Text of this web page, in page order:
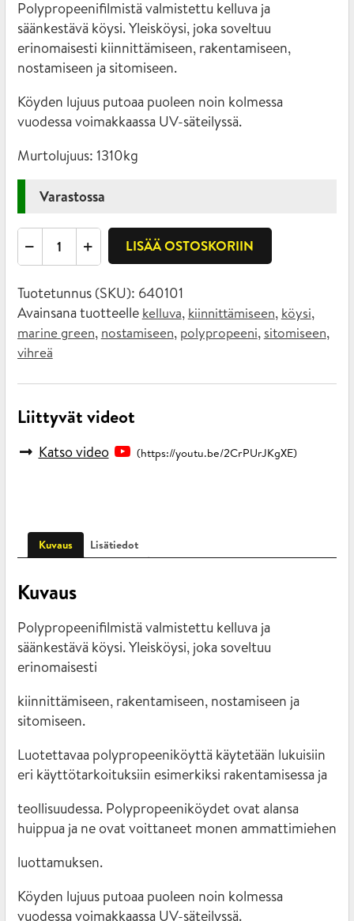
Polypropeenifilmistä valmistettu kelluva ja
säänkestävä köysi. Yleisköysi, joka soveltuu
erinomaisesti kiinnittämiseen, rakentamiseen,
nostamiseen ja sitomiseen.
Köyden lujuus putoaa puoleen noin kolmessa
vuodessa voimakkaassa UV-säteilyssä.
Murtolujuus: 1310kg
Varastossa
Köysikela
palmikoitu
vihreä
10
mm
x
määrä
LISÄÄ OSTOSKORIIN
Tuotetunnus (SKU): 640101
Avainsana tuotteelle kelluva, kiinnittämiseen, köysi,
marine green, nostamiseen, polypropeeni, sitomiseen,
vihreä
Liittyvät videot
Katso video (https://youtu.be/2CrPUrJKgXE)
Kuvaus Lisätiedot
Kuvaus
Polypropeenifilmistä valmistettu kelluva ja
säänkestävä köysi. Yleisköysi, joka soveltuu
erinomaisesti
kiinnittämiseen, rakentamiseen, nostamiseen ja
sitomiseen.
Luotettavaa polypropeeniköyttä käytetään lukuisiin
eri käyttötarkoituksiin esimerkiksi rakentamisessa ja
teollisuudessa. Polypropeeniköydet ovat alansa
huippua ja ne ovat voittaneet monen ammattimiehen
luottamuksen.
Köyden lujuus putoaa puoleen noin kolmessa
vuodessa voimakkaassa UV-säteilyssä.